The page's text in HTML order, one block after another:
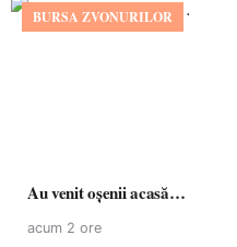
BURSA ZVONURILOR
Au venit oșenii acasă…
acum 2 ore